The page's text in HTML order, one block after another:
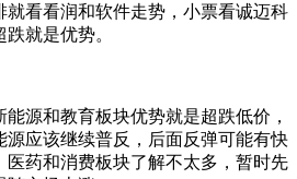
就看看润和软件走势，小票看诚迈科
就是优势。
源和教育板块优势就是超跌低价，
源应该继续普反，后面反弹可能有快
医药和消费板块了解不太多，暂时先